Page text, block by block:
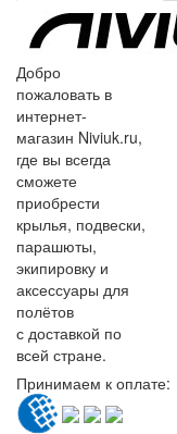
Добро
пожаловать в
интернет-
магазин Niviuk.ru,
где вы всегда
сможете
приобрести
крылья, подвески,
парашюты,
экипировку и
аксессуары для
полётов
с доставкой по
всей стране.
Принимаем к оплате: